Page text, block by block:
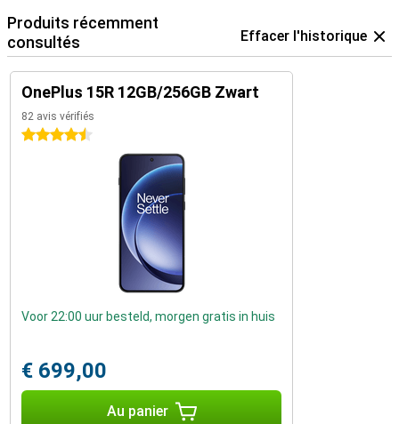
Produits récemment
consultés
Effacer l'historique
OnePlus 15R 12GB/256GB Zwart
82 avis vérifiés
4.5 étoiles
Voor 22:00 uur besteld, morgen gratis in huis
€ 699,00
Au panier